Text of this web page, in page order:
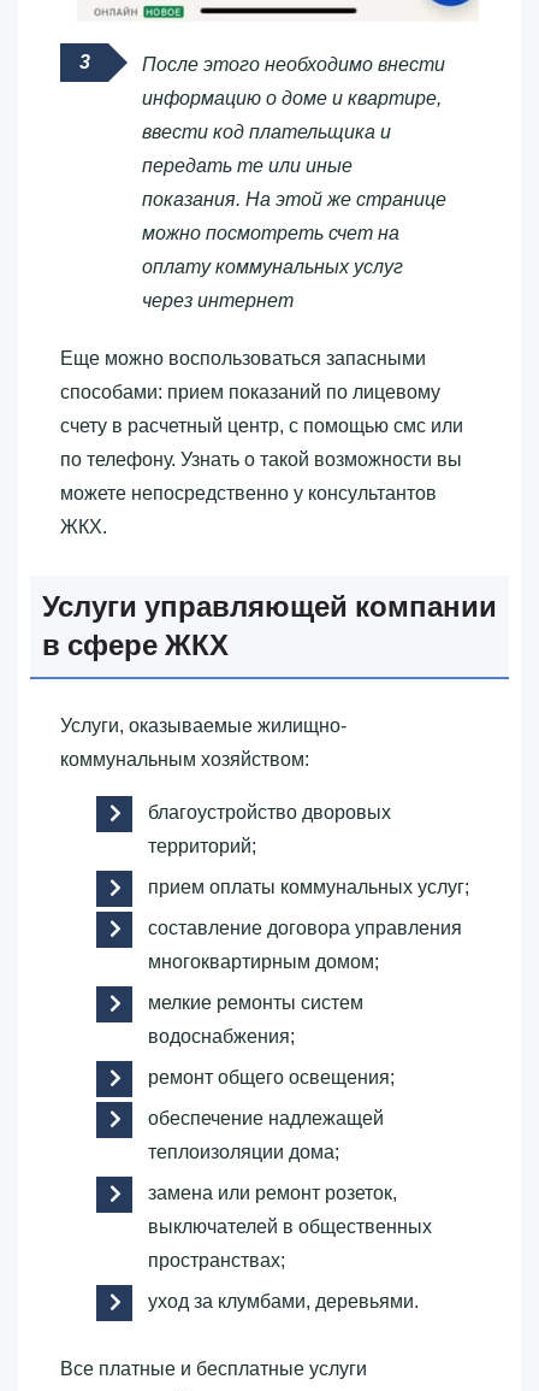
После этого необходимо внести
информацию о доме и квартире,
ввести код плательщика и
передать те или иные
показания. На этой же странице
можно посмотреть счет на
оплату коммунальных услуг
через интернет
Еще можно воспользоваться запасными
способами: прием показаний по лицевому
счету в расчетный центр, с помощью смс или
по телефону. Узнать о такой возможности вы
можете непосредственно у консультантов
ЖКХ.
Услуги управляющей компании
в сфере ЖКХ
Услуги, оказываемые жилищно-
коммунальным хозяйством:
благоустройство дворовых
территорий;
прием оплаты коммунальных услуг;
составление договора управления
многоквартирным домом;
мелкие ремонты систем
водоснабжения;
ремонт общего освещения;
обеспечение надлежащей
теплоизоляции дома;
замена или ремонт розеток,
выключателей в общественных
пространствах;
уход за клумбами, деревьями.
Все платные и бесплатные услуги